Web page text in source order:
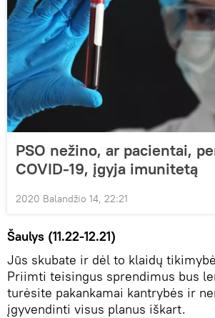
PSO nežino, ar pacientai,
COVID-19, įgyja imunitetą
2020 Balandžio 14, 22:21
Šaulys (11.22-12.21)
Jūs skubate ir dėl to klaidų
Priimti teisingus sprendimus bus
turėsite pakankamai kantrybės ir
įgyvendinti visus planus iškart.